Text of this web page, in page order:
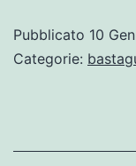
Pubblicato 10
Categorie: